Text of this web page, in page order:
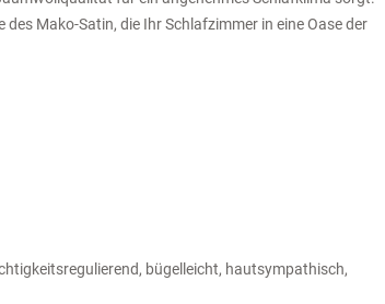
Mako-Satin, die Ihr Schlafzimmer in eine Oase der
bügelleicht, hautsympathisch,